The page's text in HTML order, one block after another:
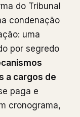
do Tribunal
condenação
uma
por segredo
a cargos de
paga e
cronograma,